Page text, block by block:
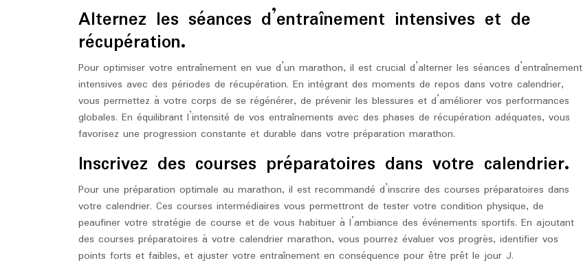
Alternez les séances d’entraînement intensives et de
récupération.
Pour optimiser votre entraînement en vue d’un marathon, il est crucial d’alterner les séances d’entraînement
intensives avec des périodes de récupération. En intégrant des moments de repos dans votre calendrier,
vous permettez à votre corps de se régénérer, de prévenir les blessures et d’améliorer vos performances
globales. En équilibrant l’intensité de vos entraînements avec des phases de récupération adéquates, vous
favorisez une progression constante et durable dans votre préparation marathon.
Inscrivez des courses préparatoires dans votre calendrier.
Pour une préparation optimale au marathon, il est recommandé d’inscrire des courses préparatoires dans
votre calendrier. Ces courses intermédiaires vous permettront de tester votre condition physique, de
peaufiner votre stratégie de course et de vous habituer à l’ambiance des événements sportifs. En ajoutant
des courses préparatoires à votre calendrier marathon, vous pourrez évaluer vos progrès, identifier vos
points forts et faibles, et ajuster votre entraînement en conséquence pour être prêt le jour J.